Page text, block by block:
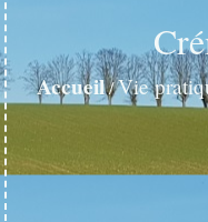
Accueil/Vie